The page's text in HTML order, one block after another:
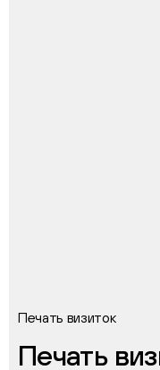
Печать визиток
Печать